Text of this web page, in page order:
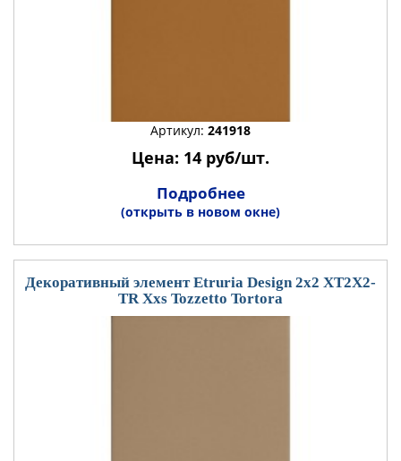
Артикул: 241918
Цена: 14 руб/шт.
Подробнее
(открыть в новом окне)
Декоративный элемент Etruria Design 2x2 XT2X2-
TR Xxs Tozzetto Tortora